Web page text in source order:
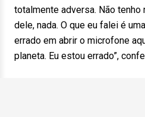
totalmente adversa. Não tenho
dele, nada. O que eu falei é
errado em abrir o microfone
planeta. Eu estou errado”,